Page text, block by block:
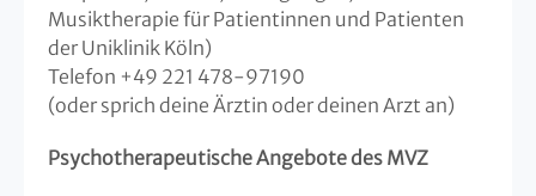
Musiktherapie für Patientinnen und Patienten
der Uniklinik Köln)
Telefon +49 221 478-97190
(oder sprich deine Ärztin oder deinen Arzt an)
Psychotherapeutische Angebote des MVZ